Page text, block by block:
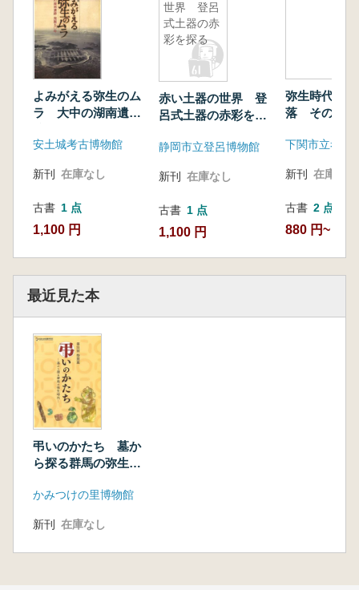
よみがえる弥生のム
ラ 大中の湖南遺
安土城考古博物館
新刊 在庫なし
古書 1 点
1,100 円
世界 登呂
式土器の赤
彩を探る
赤い土器の世界 登
呂式土器の赤彩を探
静岡市立登呂博物館
新刊 在庫なし
古書 1 点
1,100 円
弥生時代の
落 その構造
下関市立考古
新刊 在庫なし
古書 2 点
880 円~
最近見た本
弔いのかたち 墓か
ら探る群馬の弥生時
かみつけの里博物館
新刊 在庫なし